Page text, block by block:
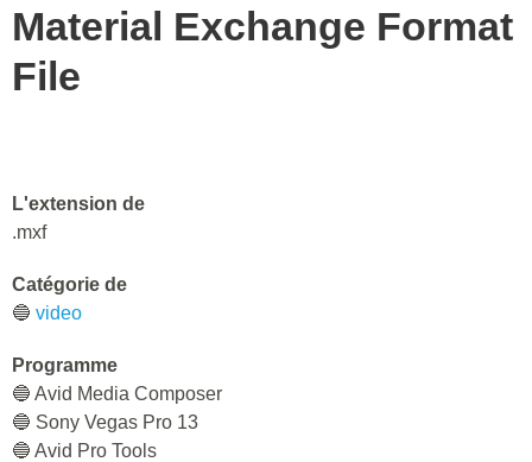
Material Exchange Format
File
L'extension de
.mxf
Catégorie de
🔵 video
Programme
🔵 Avid Media Composer
🔵 Sony Vegas Pro 13
🔵 Avid Pro Tools